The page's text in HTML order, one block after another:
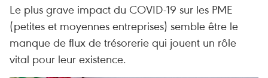
Le plus grave impact du COVID-19 sur les PME
(petites et moyennes entreprises) semble être le
manque de flux de trésorerie qui jouent un rôle
vital pour leur existence.